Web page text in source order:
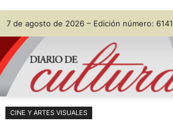
Saltar
al
contenido
Skip
to
content
7 de agosto de 2026 – Edición número: 6141
CINE Y ARTES VISUALES